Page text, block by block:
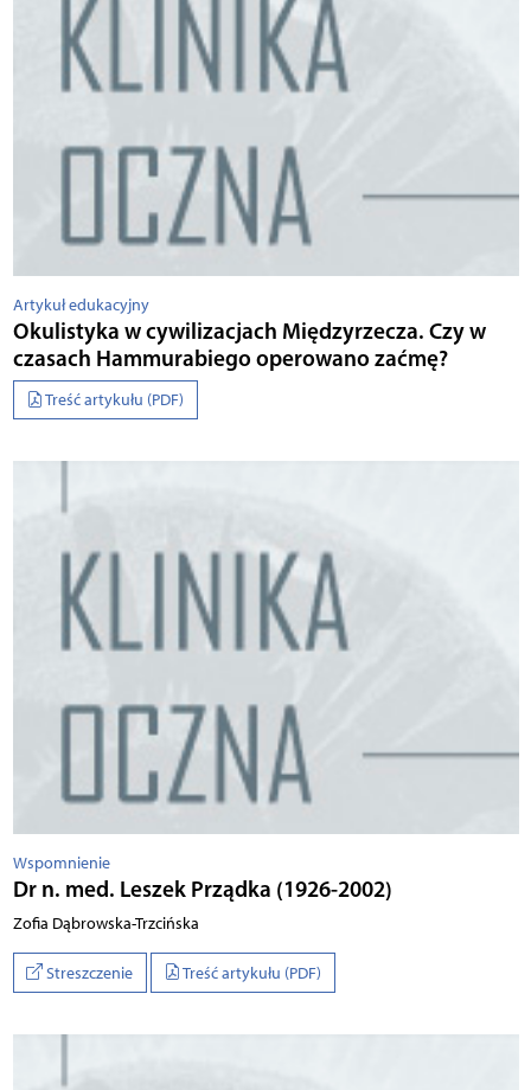
Artykuł edukacyjny
Okulistyka w cywilizacjach Międzyrzecza. Czy w
czasach Hammurabiego operowano zaćmę?
Treść artykułu (PDF)
Wspomnienie
Dr n. med. Leszek Prządka (1926-2002)
Zofia Dąbrowska-Trzcińska
Streszczenie Treść artykułu (PDF)